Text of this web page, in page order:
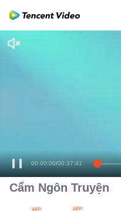
00:00:00/00:37:41
Cẩm Ngôn Truyện